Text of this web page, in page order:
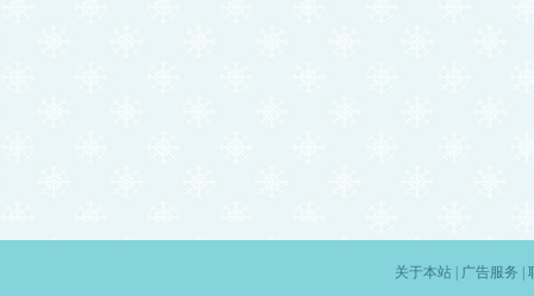
关于本站| 广告服务